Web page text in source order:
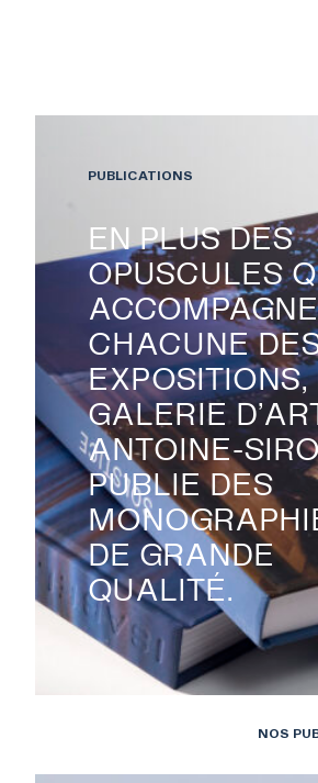
EXPOSITIONS
PUBLICATIONS
COLLECTION
ÉVÉNEMENTS ET
ACTIVITÉS
À PROPOS
NOUS JOINDRE
Monographies Solstice de Bertrand
EN PLUS DES
OPUSCULES
CHACUNE
EXPOSITIONS,
GALERIE
ANTOINE-
PUBLIE DES
DE GRANDE
QUALITÉ.
PUBLICATIONS
NOS